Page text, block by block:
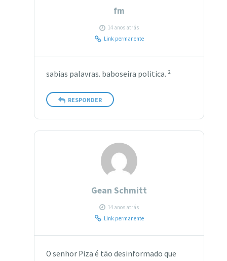
fm
14 anos atrás
Link permanente
sabias palavras. baboseira politica. ²
RESPONDER
Gean Schmitt
14 anos atrás
Link permanente
O senhor Piza é tão desinformado que